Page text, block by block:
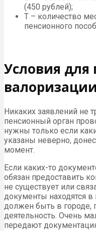
(450 рублей);
Т – количество
пенсионного
Условия
валоризации
Никаких заявлений не
пенсионный орган
нужны только если
указаны неверно,
момент.
Если каких-то
обязан предоставить
не существует или
документы находятся
должен быть в городе,
деятельность. Очень
передают